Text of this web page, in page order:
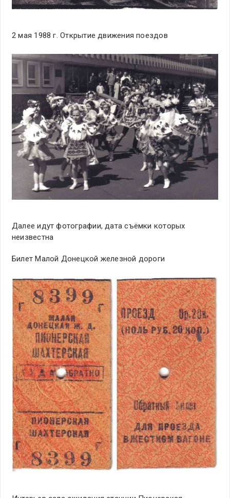
2 мая 1988 г. Открытие движения поездов
Далее идут фотографии, дата съёмки которых
неизвестна
Билет Малой Донецкой железной дороги